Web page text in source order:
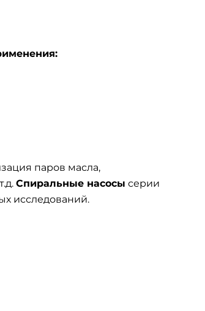
паров масла,
Спиральные насосы серии
исследований.